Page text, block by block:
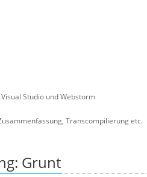
Studio und Webstorm
Transcompilierung etc.
Grunt